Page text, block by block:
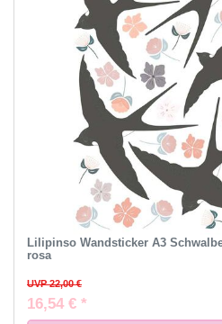
Lilipinso Wandsticker A3
rosa
UVP 22,00 €
16,54 € *